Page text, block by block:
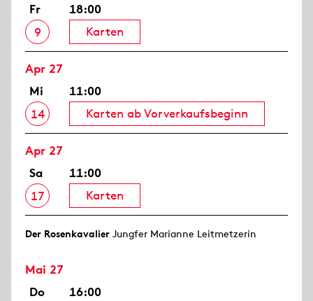
Fr
9
18:00
Karten
Apr 27
Mi
14
11:00
Karten ab Vorverkaufsbeginn
Apr 27
Sa
17
11:00
Karten
Der Rosen­kavalier Jungfer Marianne Leitmetzerin
Mai 27
Do
16:00